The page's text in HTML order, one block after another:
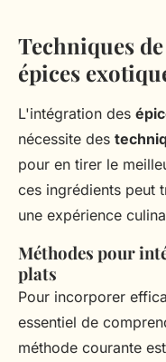
Techniques
épices
L'intégration des
nécessite des
pour en tirer le
ces ingrédients peut
une expérience
Méthodes pour
plats
Pour incorporer
essentiel de
méthode courante